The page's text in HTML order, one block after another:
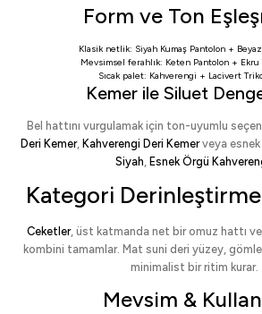
Form ve Ton
Klasik netlik: Siyah Kumaş Pantolon+
Mevsimsel ferahlık: Keten Pantolon + Ekru
Sıcak palet: Kahverengi + Lacivert
Kemer ile Siluet
Bel hattını vurgulamak için ton-uyumlu
Deri Kemer, Kahverengi Deri Kemerveya esnek
Siyah, Esnek Örgü
Kategori
Ceketler, üst katmanda net bir omuz hattı
kombini tamamlar. Mat suni deri yüzey,
minimalist bir ritim kurar.
Mevsim &